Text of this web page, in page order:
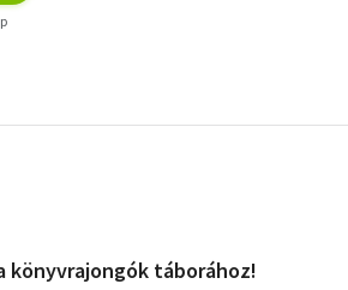
könyvrajongók táborához!